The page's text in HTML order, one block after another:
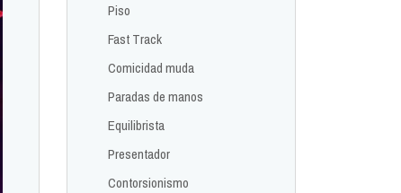
Piso
Fast Track
Comicidad muda
Paradas de manos
Equilibrista
Presentador
Contorsionismo